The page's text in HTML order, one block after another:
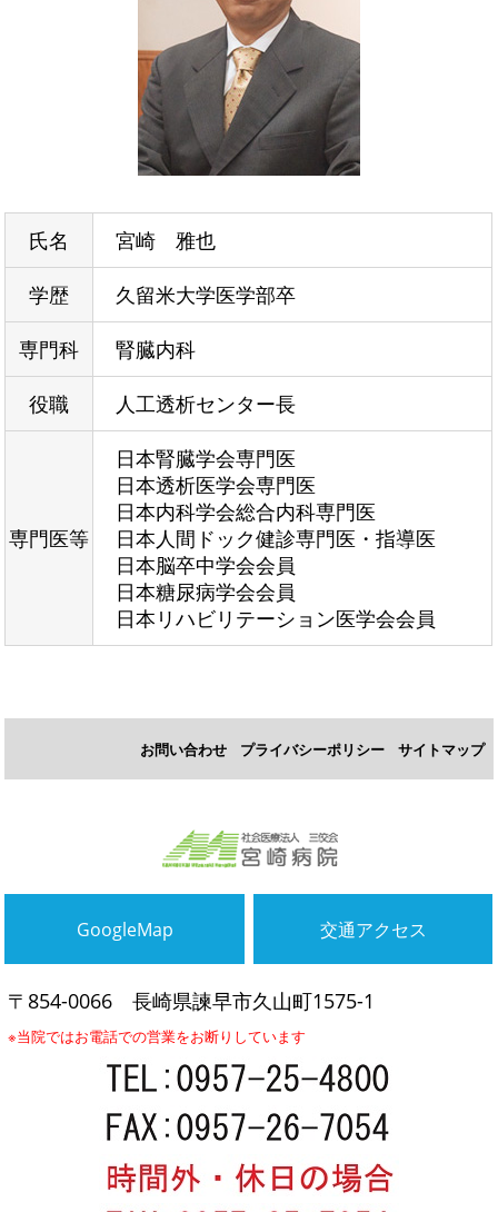
氏名 宮崎 雅也
学歴 久留米大学医学部卒
専門科 腎臓内科
役職 人工透析センター長
専門医等
日本腎臓学会専門医
日本透析医学会専門医
日本内科学会総合内科専門医
日本人間ドック健診専門医・指導医
日本脳卒中学会会員
日本糖尿病学会会員
日本リハビリテーション医学会会員
お問い合わせ プライバシーポリシー サイトマップ
GoogleMap 交通アクセス
〒854-0066 長崎県諫早市久山町1575-1
※当院ではお電話での営業をお断りしています